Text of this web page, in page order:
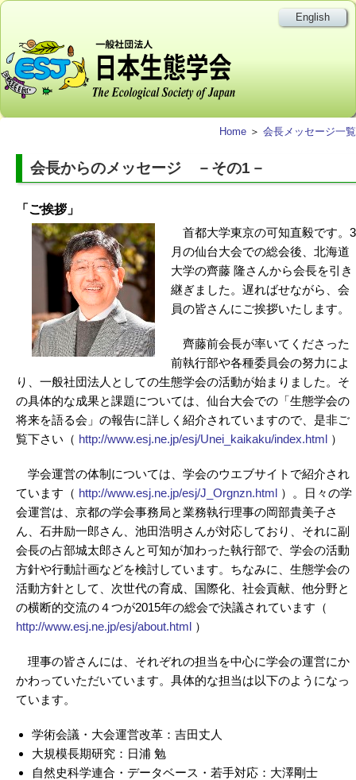
English
Home ＞ 会長メッセージ一覧
会長からのメッセージ －その1－
「ご挨拶」
首都大学東京の可知直毅です。3
月の仙台大会での総会後、北海道
大学の齊藤 隆さんから会長を引き
継ぎました。遅ればせながら、会
員の皆さんにご挨拶いたします。
齊藤前会長が率いてくださった
前執行部や各種委員会の努力によ
り、一般社団法人としての生態学会の活動が始まりました。そ
の具体的な成果と課題については、仙台大会での「生態学会の
将来を語る会」の報告に詳しく紹介されていますので、是非ご
覧下さい（ http://www.esj.ne.jp/esj/Unei_kaikaku/index.html ）
学会運営の体制については、学会のウエブサイトで紹介され
ています（ http://www.esj.ne.jp/esj/J_Orgnzn.html ）。日々の学
会運営は、京都の学会事務局と業務執行理事の岡部貴美子さ
ん、石井励一郎さん、池田浩明さんが対応しており、それに副
会長の占部城太郎さんと可知が加わった執行部で、学会の活動
方針や行動計画などを検討しています。ちなみに、生態学会の
活動方針として、次世代の育成、国際化、社会貢献、他分野と
の横断的交流の４つが2015年の総会で決議されています（
http://www.esj.ne.jp/esj/about.html ）
理事の皆さんには、それぞれの担当を中心に学会の運営にか
かわっていただいています。具体的な担当は以下のようになっ
ています。
学術会議・大会運営改革：吉田丈人
大規模長期研究：日浦 勉
自然史科学連合・データベース・若手対応：大澤剛士